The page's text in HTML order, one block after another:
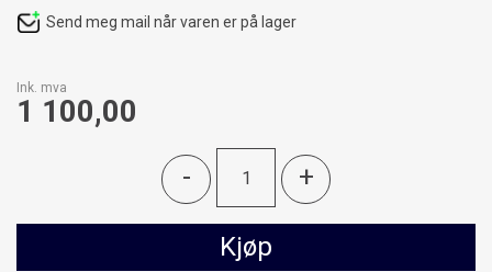
Ink. mva
1 100,00
- +
Kjøp
Send meg mail når varen er på lager